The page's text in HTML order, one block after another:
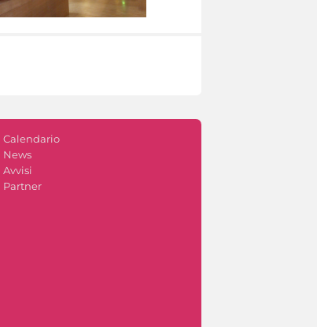
Calendario
News
Avvisi
Partner